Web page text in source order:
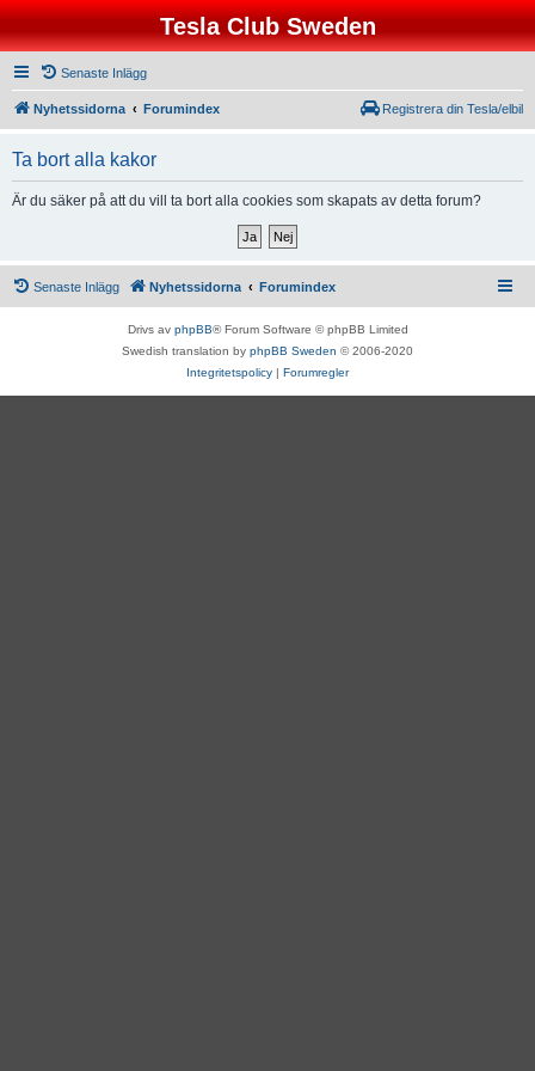
Tesla Club Sweden
Senaste Inlägg
Nyhetssidorna Forumindex Registrera din Tesla/elbil
Ta bort alla kakor
Är du säker på att du vill ta bort alla cookies som skapats av detta forum?
Senaste Inlägg Nyhetssidorna Forumindex
Drivs av phpBB® Forum Software © phpBB Limited
Swedish translation by phpBB Sweden © 2006-2020
Integritetspolicy | Forumregler